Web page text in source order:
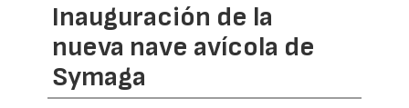
Inauguración de la
nueva nave avícola de
Symaga